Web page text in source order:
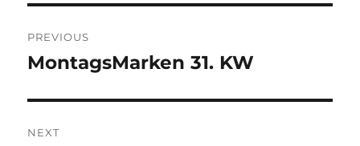
navigation
PREVIOUS
Previous
MontagsMarken 31. KW
NEXT